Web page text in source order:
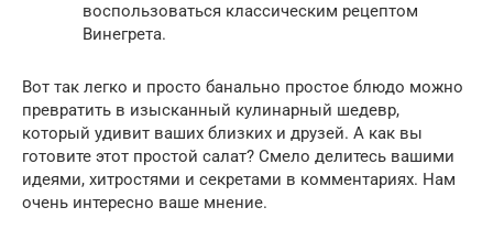
воспользоваться классическим рецептом
Винегрета.
Вот так легко и просто банально простое блюдо можно
превратить в изысканный кулинарный шедевр,
который удивит ваших близких и друзей. А как вы
готовите этот простой салат? Смело делитесь вашими
идеями, хитростями и секретами в комментариях. Нам
очень интересно ваше мнение.